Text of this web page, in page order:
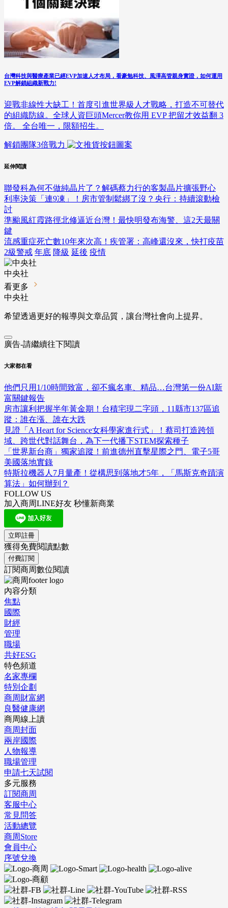
台灣科技與醫療產業已經EVP加速人才布局，看豪勉科技、風澤高管親身實證，如何運用
EVP解鎖組織新戰力!
迎戰非線性大缺工！首度引進世界級人才戰略，打造不可替代
的組織防線。全球人資巨頭Mercer教你用 EVP 把留才效益翻 3
倍。 全台唯一，限額招生。
解鎖團隊3倍戰力
延伸閱讀
聯發科為何不做純晶片了？解碼蔡力行的客製晶片擴張野心
利率決策「連9凍」！房市管制鬆綁了沒？央行：持續滾動檢
討
準颱風紅霞路徑北修逼近台灣！最快明發布海警、這2天最關
鍵
流感重症死亡數10年來次高！疾管署：高峰還沒來，快打疫苗
2級警戒 年底 降級 延後 疫情
中央社
看更多
中央社
希望透過更好的報導與文章品質，讓台灣社會向上提昇。
廣告-請繼續往下閱讀
大家都在看
他們只用1/10時間致富，卻不瘋名車、精品…台灣第一份AI新
富關鍵報告
房市讓利把握半年黃金期！台積宅現二字頭，11縣市137區追
蹤：誰在漲、誰在大跌
見證「A Heart for Science女科學家進行式」！蔡司打造跨領
域、跨世代對話舞台，為下一代播下STEM探索種子
「世界新台商」獨家追蹤！前進德州直擊星際之門、電子5哥
美國落地實錄
特斯拉機器人7月量產！從構思到落地才5年，「馬斯克奇蹟演
算法」如何辦到？
FOLLOW US
加入商周LINE好友 秒懂新商業
立即註冊
獲得免費閱讀點數
付費訂閱
訂閱商周數位閱讀
內容分類
焦點
國際
財經
管理
職場
共好ESG
特色頻道
名家專欄
特別企劃
商周財富網
良醫健康網
商周線上讀
商周封面
兩岸國際
人物報導
職場管理
申請七天試閱
多元服務
訂閱商周
客服中心
常見問答
活動總覽
商周Store
會員中心
序號兌換